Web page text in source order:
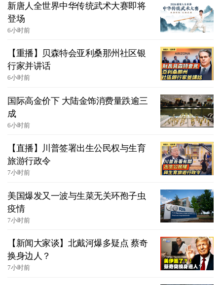
新唐人全世界中华传统武术大赛即将
登场
6小时前
【重播】贝森特会亚利桑那州社区银
行家并讲话
6小时前
国际高金价下 大陆金饰消费量跌逾三
成
6小时前
【直播】川普签署出生公民权与生育
旅游行政令
7小时前
美国爆发又一波与生菜无关环孢子虫
疫情
7小时前
【新闻大家谈】北戴河爆多疑点 蔡奇
换身边人？
7小时前